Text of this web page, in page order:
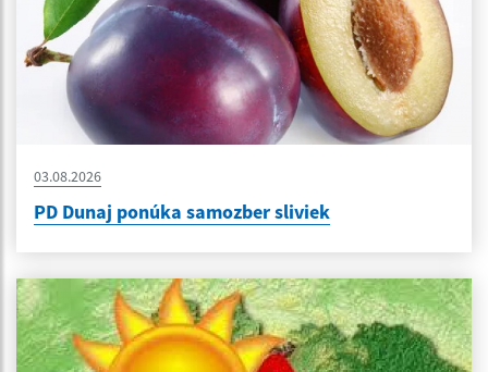
03.08.2026
PD Dunaj ponúka samozber sliviek